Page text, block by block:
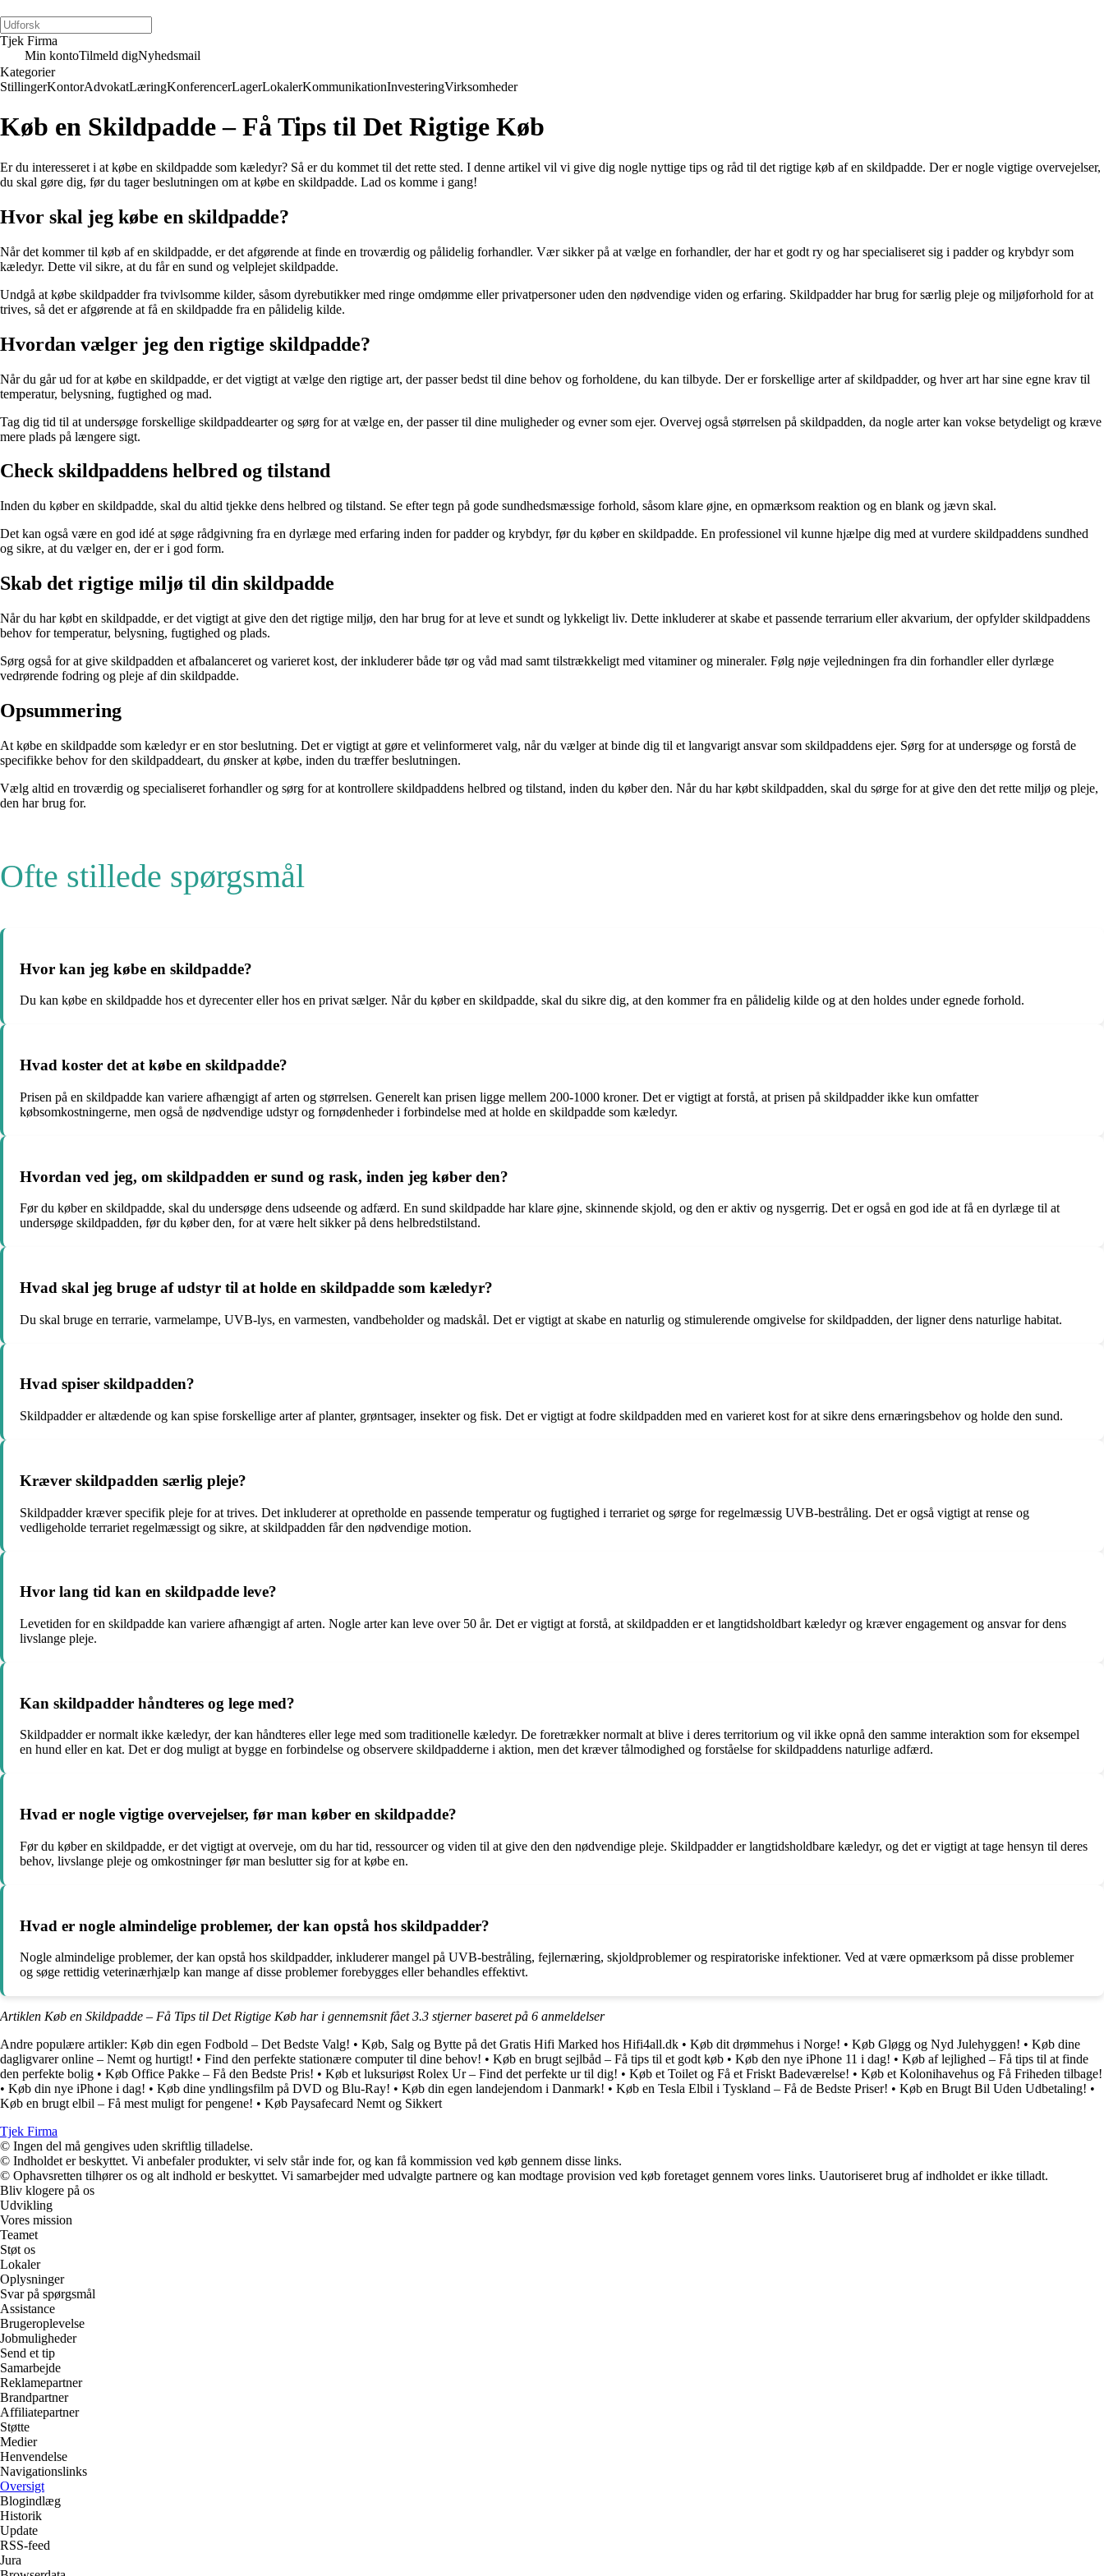
Tjek Firma
Min kontoTilmeld digNyhedsmail
Kategorier
StillingerKontorAdvokatLæringKonferencerLagerLokalerKommunikationInvesteringVirksomheder
Køb en Skildpadde – Få Tips til Det Rigtige Køb
Er du interesseret i at købe en skildpadde som kæledyr? Så er du kommet til det rette sted. I denne artikel vil vi give dig nogle nyttige tips og råd til det rigtige køb af en skildpadde. Der er nogle vigtige overvejelser,
du skal gøre dig, før du tager beslutningen om at købe en skildpadde. Lad os komme i gang!
Hvor skal jeg købe en skildpadde?
Når det kommer til køb af en skildpadde, er det afgørende at finde en troværdig og pålidelig forhandler. Vær sikker på at vælge en forhandler, der har et godt ry og har specialiseret sig i padder og krybdyr som
kæledyr. Dette vil sikre, at du får en sund og velplejet skildpadde.
Undgå at købe skildpadder fra tvivlsomme kilder, såsom dyrebutikker med ringe omdømme eller privatpersoner uden den nødvendige viden og erfaring. Skildpadder har brug for særlig pleje og miljøforhold for at
trives, så det er afgørende at få en skildpadde fra en pålidelig kilde.
Hvordan vælger jeg den rigtige skildpadde?
Når du går ud for at købe en skildpadde, er det vigtigt at vælge den rigtige art, der passer bedst til dine behov og forholdene, du kan tilbyde. Der er forskellige arter af skildpadder, og hver art har sine egne krav til
temperatur, belysning, fugtighed og mad.
Tag dig tid til at undersøge forskellige skildpaddearter og sørg for at vælge en, der passer til dine muligheder og evner som ejer. Overvej også størrelsen på skildpadden, da nogle arter kan vokse betydeligt og kræve
mere plads på længere sigt.
Check skildpaddens helbred og tilstand
Inden du køber en skildpadde, skal du altid tjekke dens helbred og tilstand. Se efter tegn på gode sundhedsmæssige forhold, såsom klare øjne, en opmærksom reaktion og en blank og jævn skal.
Det kan også være en god idé at søge rådgivning fra en dyrlæge med erfaring inden for padder og krybdyr, før du køber en skildpadde. En professionel vil kunne hjælpe dig med at vurdere skildpaddens sundhed
og sikre, at du vælger en, der er i god form.
Skab det rigtige miljø til din skildpadde
Når du har købt en skildpadde, er det vigtigt at give den det rigtige miljø, den har brug for at leve et sundt og lykkeligt liv. Dette inkluderer at skabe et passende terrarium eller akvarium, der opfylder skildpaddens
behov for temperatur, belysning, fugtighed og plads.
Sørg også for at give skildpadden et afbalanceret og varieret kost, der inkluderer både tør og våd mad samt tilstrækkeligt med vitaminer og mineraler. Følg nøje vejledningen fra din forhandler eller dyrlæge
vedrørende fodring og pleje af din skildpadde.
Opsummering
At købe en skildpadde som kæledyr er en stor beslutning. Det er vigtigt at gøre et velinformeret valg, når du vælger at binde dig til et langvarigt ansvar som skildpaddens ejer. Sørg for at undersøge og forstå de
specifikke behov for den skildpaddeart, du ønsker at købe, inden du træffer beslutningen.
Vælg altid en troværdig og specialiseret forhandler og sørg for at kontrollere skildpaddens helbred og tilstand, inden du køber den. Når du har købt skildpadden, skal du sørge for at give den det rette miljø og pleje,
den har brug for.
Ofte stillede spørgsmål
Hvor kan jeg købe en skildpadde?
Du kan købe en skildpadde hos et dyrecenter eller hos en privat sælger. Når du køber en skildpadde, skal du sikre dig, at den kommer fra en pålidelig kilde og at den holdes under egnede forhold.
Hvad koster det at købe en skildpadde?
Prisen på en skildpadde kan variere afhængigt af arten og størrelsen. Generelt kan prisen ligge mellem 200-1000 kroner. Det er vigtigt at forstå, at prisen på skildpadder ikke kun omfatter
købsomkostningerne, men også de nødvendige udstyr og fornødenheder i forbindelse med at holde en skildpadde som kæledyr.
Hvordan ved jeg, om skildpadden er sund og rask, inden jeg køber den?
Før du køber en skildpadde, skal du undersøge dens udseende og adfærd. En sund skildpadde har klare øjne, skinnende skjold, og den er aktiv og nysgerrig. Det er også en god ide at få en dyrlæge til at
undersøge skildpadden, før du køber den, for at være helt sikker på dens helbredstilstand.
Hvad skal jeg bruge af udstyr til at holde en skildpadde som kæledyr?
Du skal bruge en terrarie, varmelampe, UVB-lys, en varmesten, vandbeholder og madskål. Det er vigtigt at skabe en naturlig og stimulerende omgivelse for skildpadden, der ligner dens naturlige habitat.
Hvad spiser skildpadden?
Skildpadder er altædende og kan spise forskellige arter af planter, grøntsager, insekter og fisk. Det er vigtigt at fodre skildpadden med en varieret kost for at sikre dens ernæringsbehov og holde den sund.
Kræver skildpadden særlig pleje?
Skildpadder kræver specifik pleje for at trives. Det inkluderer at opretholde en passende temperatur og fugtighed i terrariet og sørge for regelmæssig UVB-bestråling. Det er også vigtigt at rense og
vedligeholde terrariet regelmæssigt og sikre, at skildpadden får den nødvendige motion.
Hvor lang tid kan en skildpadde leve?
Levetiden for en skildpadde kan variere afhængigt af arten. Nogle arter kan leve over 50 år. Det er vigtigt at forstå, at skildpadden er et langtidsholdbart kæledyr og kræver engagement og ansvar for dens
livslange pleje.
Kan skildpadder håndteres og lege med?
Skildpadder er normalt ikke kæledyr, der kan håndteres eller lege med som traditionelle kæledyr. De foretrækker normalt at blive i deres territorium og vil ikke opnå den samme interaktion som for eksempel
en hund eller en kat. Det er dog muligt at bygge en forbindelse og observere skildpadderne i aktion, men det kræver tålmodighed og forståelse for skildpaddens naturlige adfærd.
Hvad er nogle vigtige overvejelser, før man køber en skildpadde?
Før du køber en skildpadde, er det vigtigt at overveje, om du har tid, ressourcer og viden til at give den den nødvendige pleje. Skildpadder er langtidsholdbare kæledyr, og det er vigtigt at tage hensyn til deres
behov, livslange pleje og omkostninger før man beslutter sig for at købe en.
Hvad er nogle almindelige problemer, der kan opstå hos skildpadder?
Nogle almindelige problemer, der kan opstå hos skildpadder, inkluderer mangel på UVB-bestråling, fejlernæring, skjoldproblemer og respiratoriske infektioner. Ved at være opmærksom på disse problemer
og søge rettidig veterinærhjælp kan mange af disse problemer forebygges eller behandles effektivt.
Artiklen Køb en Skildpadde – Få Tips til Det Rigtige Køb har i gennemsnit fået3.3 stjerner baseret på 6 anmeldelser
Andre populære artikler: Køb din egen Fodbold – Det Bedste Valg! • Køb, Salg og Bytte på det Gratis Hifi Marked hos Hifi4all.dk • Køb dit drømmehus i Norge! • Køb Gløgg og Nyd Julehyggen! • Køb dine
dagligvarer online – Nemt og hurtigt! • Find den perfekte stationære computer til dine behov! • Køb en brugt sejlbåd – Få tips til et godt køb • Køb den nye iPhone 11 i dag! • Køb af lejlighed – Få tips til at finde
den perfekte bolig • Køb Office Pakke – Få den Bedste Pris! • Køb et luksuriøst Rolex Ur – Find det perfekte ur til dig! • Køb et Toilet og Få et Friskt Badeværelse! • Køb et Kolonihavehus og Få Friheden tilbage!
• Køb din nye iPhone i dag! • Køb dine yndlingsfilm på DVD og Blu-Ray! • Køb din egen landejendom i Danmark! • Køb en Tesla Elbil i Tyskland – Få de Bedste Priser! • Køb en Brugt Bil Uden Udbetaling! •
Køb en brugt elbil – Få mest muligt for pengene! • Køb Paysafecard Nemt og Sikkert
Tjek Firma
© Ingen del må gengives uden skriftlig tilladelse.
© Indholdet er beskyttet. Vi anbefaler produkter, vi selv står inde for, og kan få kommission ved køb gennem disse links.
© Ophavsretten tilhører os og alt indhold er beskyttet. Vi samarbejder med udvalgte partnere og kan modtage provision ved køb foretaget gennem vores links. Uautoriseret brug af indholdet er ikke tilladt.
Bliv klogere på os
Udvikling
Vores mission
Teamet
Støt os
Lokaler
Oplysninger
Svar på spørgsmål
Assistance
Brugeroplevelse
Jobmuligheder
Send et tip
Samarbejde
Reklamepartner
Brandpartner
Affiliatepartner
Støtte
Medier
Henvendelse
Navigationslinks
Oversigt
Blogindlæg
Historik
Update
RSS-feed
Jura